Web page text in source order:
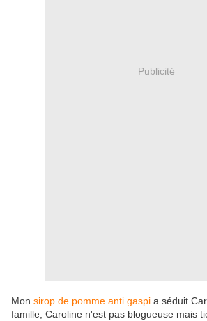
Publicité
Mon sirop de pomme anti gaspi a séduit
famille, Caroline n'est pas blogueuse mais